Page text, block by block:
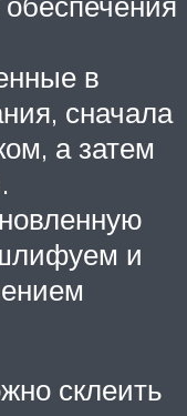
в
сначала
а затем
и
склеить